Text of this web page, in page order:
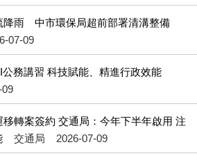
降雨 中市環保局超前部署清溝整備
07-09
務講習 科技賦能、精進行政效能
09
轉案簽約 交通局：今年下半年啟用 注
交通局 2026-07-09